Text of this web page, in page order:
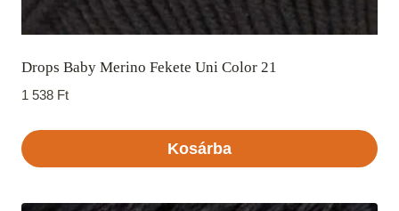
Drops Baby Merino Fekete Uni Color 21
1 538 Ft
Kosárba